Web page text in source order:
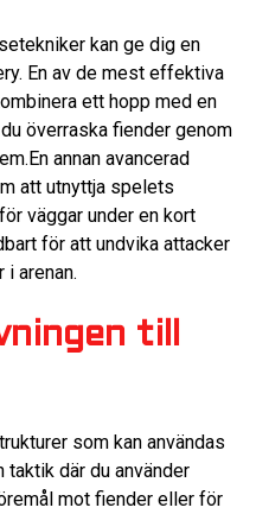
kan ge dig en
En av de mest effektiva
ett hopp med en
överraska fiender genom
annan avancerad
att utnyttja spelets
väggar under en kort
för att undvika attacker
arenan.
till
som kan användas
taktik där du använder
mot fiender eller för